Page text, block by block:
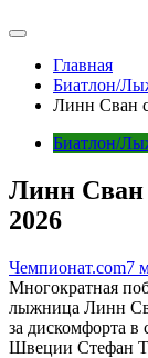
Главная
Биатлон/
Линн Сван
Биатлон/
Линн Сван
2026
Чемпионат.com7
Многократная
лыжница Линн
за дискомфорта в
Швеции Стефан